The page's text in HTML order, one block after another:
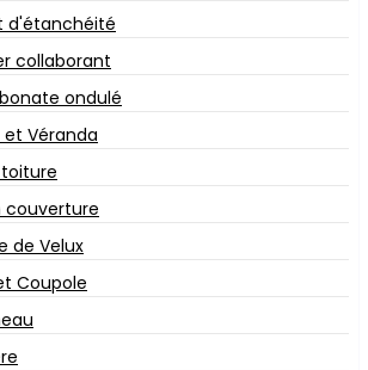
d'étanchéité
collaborant
ondulé
et Véranda
couverture
de Velux
Coupole